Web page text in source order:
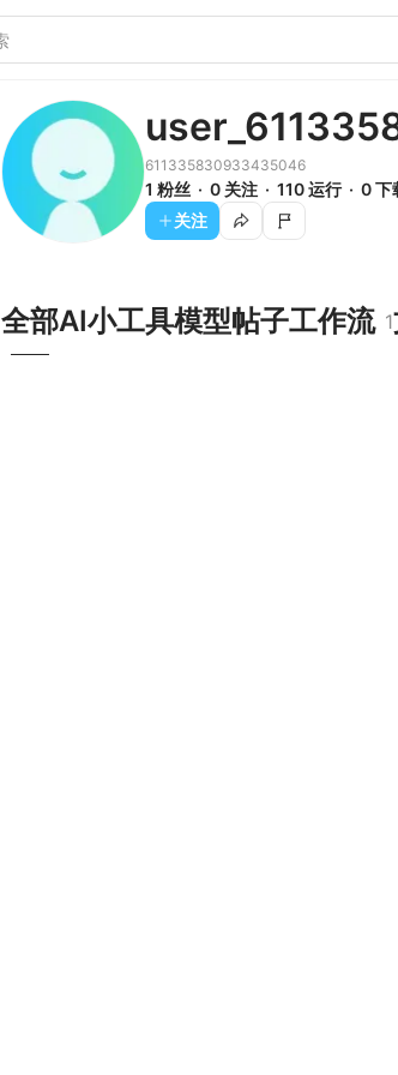
611335830933435046
1 粉丝 0 关注 110 运行 0 下
关注
全部AI小工具模型帖子工作流 1